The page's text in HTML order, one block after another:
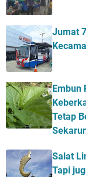
Jumat
Embun
Tetap
Salat
Tapi